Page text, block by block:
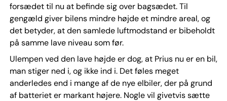
forsædet til nu at befinde sig over bagsædet. Til
gengæld giver bilens mindre højde et mindre areal, og
det betyder, at den samlede luftmodstand er bibeholdt
på samme lave niveau som før.
Ulempen ved den lave højde er dog, at Prius nu er en bil,
man stiger ned i, og ikke ind i. Det føles meget
anderledes end i mange af de nye elbiler, der på grund
af batteriet er markant højere. Nogle vil givetvis sætte